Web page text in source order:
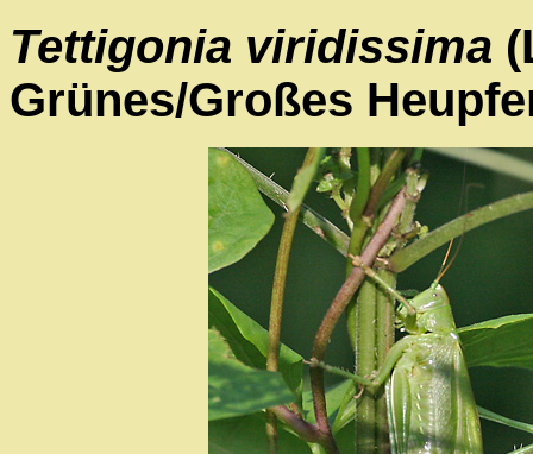
Tettigonia viridissima
Grünes/Großes